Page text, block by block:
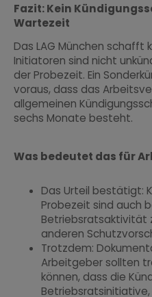
Fazit: Kein
Wartezeit
Das LAG München schafft
Initiatoren sind nicht
der Probezeit. Ein
voraus, dass das
allgemeinen
sechs Monate besteht.
Was bedeutet das für
Das Urteil bestätigt:
Probezeit sind auch
Betriebsratsaktivität
anderen
Trotzdem:
Arbeitgeber sollten
können, dass die